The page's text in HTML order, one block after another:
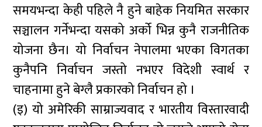
समयभन्दा केही पहिले नै हुने बाहेक नियमित सरकार
सञ्चालन गर्नेभन्दा यसको अर्को भिन्न कुनै राजनीतिक
योजना छैन। यो निर्वाचन नेपालमा भएका विगतका
कुनैपनि निर्वाचन जस्तो नभएर विदेशी स्वार्थ र
चाहनामा हुने बेग्लै प्रकारको निर्वाचन हो ।
(इ) यो अमेरिकी साम्राज्यवाद र भारतीय विस्तारवादी